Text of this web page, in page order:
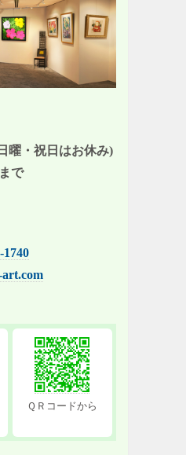
曜・祝日はお休み)
で
1740
ＱＲコードから